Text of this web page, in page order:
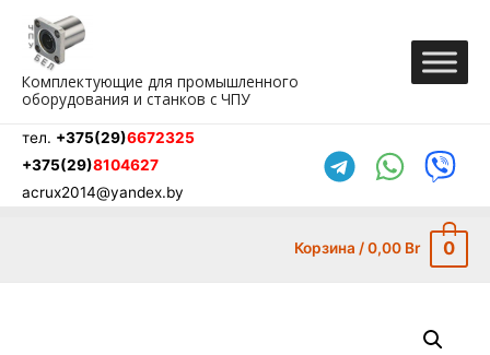
содержимому
Комплектующие для промышленного
оборудования и станков с ЧПУ
тел. +375(29)6672325
+375(29)8104627
acrux2014@yandex.by
Корзина /0,00 Br 0